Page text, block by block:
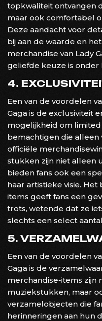
topkwaliteit ontvangen
maar ook comfortabel
Deze aandacht voor
bij aan de waarde en
merchandise van Lady
geliefde keuze is onder
4.
Een van de voordelen
Gaga is de exclusiviteit
mogelijkheid om
bemachtigen die alleen
officiële
stukken zijn niet alleen
bieden fans ook een
haar artistieke visie.
items geeft fans een
trots, wetende dat ze
slechts een select
5.
Een van de voordelen
Gaga is de
merchandise-items zijn
muziekstukken, maar
verzamelobjecten die
herinneringen aan hun